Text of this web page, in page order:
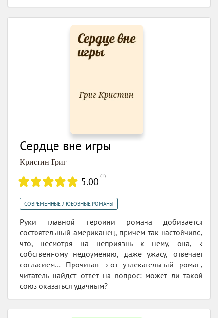
Сердце вне игры
Кристин Григ
5.00 (1)
СОВРЕМЕННЫЕ ЛЮБОВНЫЕ РОМАНЫ
Руки главной героини романа добивается
состоятельный американец, причем так настойчиво,
что, несмотря на неприязнь к нему, она, к
собственному недоумению, даже ужасу, отвечает
согласием… Прочитав этот увлекательный роман,
читатель найдет ответ на вопрос: может ли такой
союз оказаться удачным?